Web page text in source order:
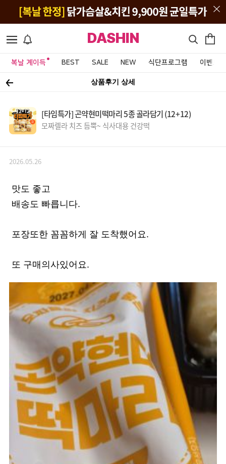
DASHIN
복날 계이득 BEST SALE NEW 식단프로그램 이벤트&
상품후기 상세
[타임특가] 곤약현미떡마리 5종 골라담기 (12+12)
모짜렐라 치즈 듬뿍~ 식사대용 건강떡
2026.05.26
맛도 좋고
배송도 빠릅니다.
포장또한 꼼꼼하게 잘 도착했어요.
또 구매의사있어요.